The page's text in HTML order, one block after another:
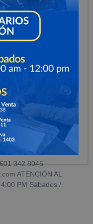
CALIDAD
de nuestros
industrial,
en general.
(310) 322-9640
ATENCIÓN AL
PM
342 8045
ATENCIÓN AL
PM Sábados /